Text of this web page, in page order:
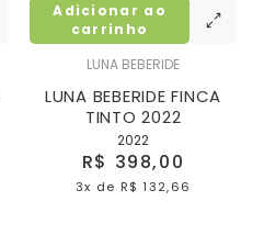
LUNA BEBERIDE
LUNA BEBERIDE FINCA
TINTO 2022
2022
R$ 398,00
3x de R$ 132,66
Adicionar ao
carrinho